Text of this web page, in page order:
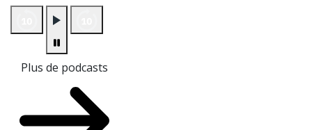
Plus de podcasts